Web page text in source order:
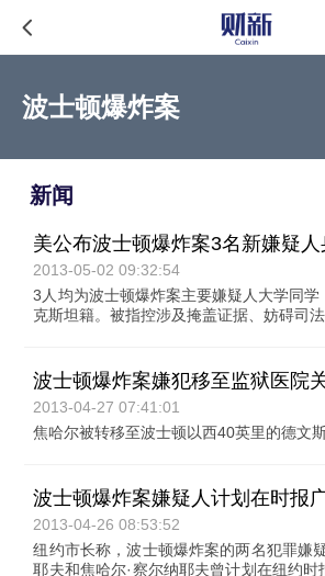
波士顿爆炸案
新闻
美公布波士顿爆炸案3名新嫌疑
2013-05-02 09:32:54
3人均为波士顿爆炸案主要嫌疑人大学同
克斯坦籍。被指控涉及掩盖证据、妨碍司法
波士顿爆炸案嫌犯移至监狱医院
2013-04-27 07:41:01
焦哈尔被转移至波士顿以西40英里的德文
波士顿爆炸案嫌疑人计划在时报
2013-04-26 08:53:52
纽约市长称，波士顿爆炸案的两名犯罪嫌
耶夫和焦哈尔·察尔纳耶夫曾计划在纽约